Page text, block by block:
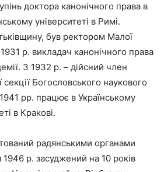
доктора канонічного права в
університеті в Римі.
був ректором Малої
р. викладач канонічного права
З 1932 р. – дійсний член
Богословського наукового
pр. працює в Українському
в Кракові.
радянськими органами
р. засуджений на 10 років